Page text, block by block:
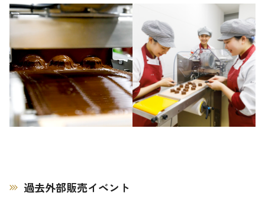
過去外部販売イベント